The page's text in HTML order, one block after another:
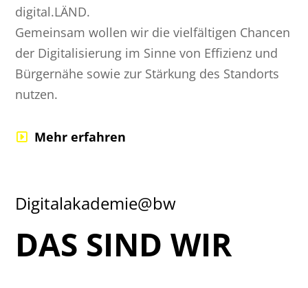
digital.LÄND.
Gemeinsam wollen wir die vielfältigen Chancen
der Digitalisierung im Sinne von Effizienz und
Bürgernähe sowie zur Stärkung des Standorts
nutzen.
Mehr erfahren
Digitalakademie@bw
DAS SIND WIR